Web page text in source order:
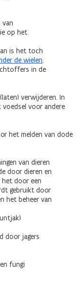
van
op het
is het toch
de wielen.
in de
verwijderen. In
voedsel voor andere
het melden van dode
van dieren
door dieren en
door een
gebruikt door
het beheer van
door jagers
fungi